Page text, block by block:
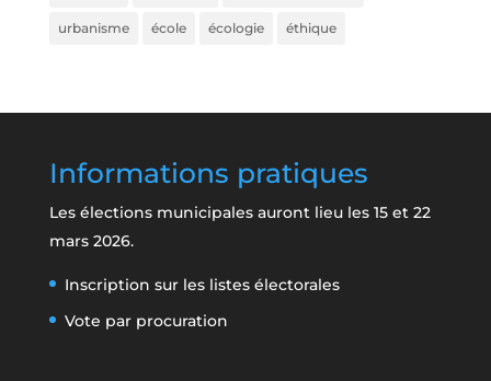
urbanisme école écologie éthique
Informations pratiques
Les élections municipales auront lieu les 15 et 22
mars 2026.
Inscription sur les listes électorales
Vote par procuration